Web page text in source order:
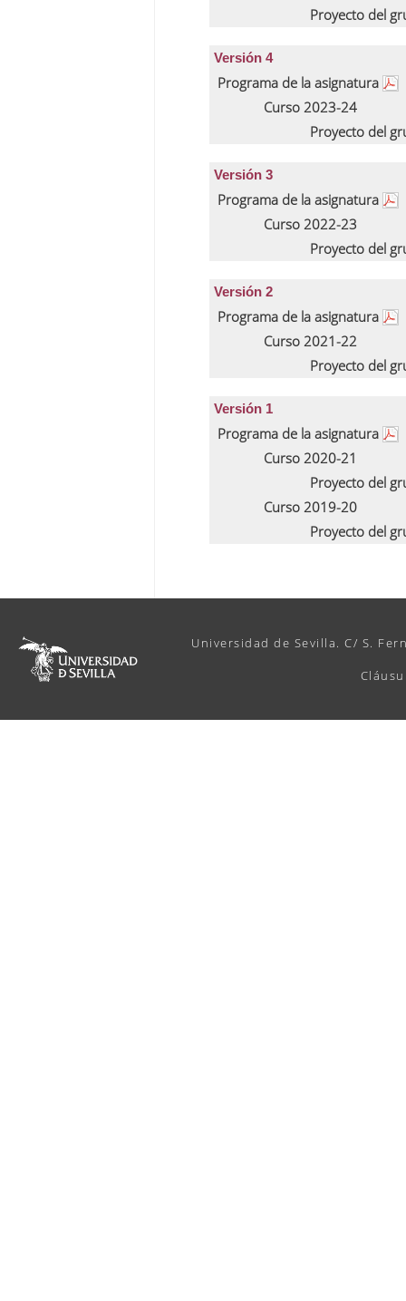
Proyecto del
Versión 4
Programa de la asignatura
Curso 2023-24
Proyecto del
Versión 3
Programa de la asignatura
Curso 2022-23
Proyecto del
Versión 2
Programa de la asignatura
Curso 2021-22
Proyecto del
Versión 1
Programa de la asignatura
Curso 2020-21
Proyecto del
Curso 2019-20
Proyecto del
Universidad de Sevilla. C/ S.